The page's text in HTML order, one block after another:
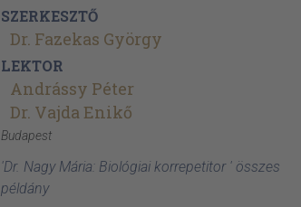
SZERKESZTŐ
Dr. Fazekas György
LEKTOR
Andrássy Péter
Dr. Vajda Enikő
Budapest
'Dr. Nagy Mária: Biológiai korrepetitor ' összes
példány